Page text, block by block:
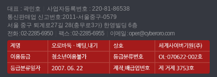
대표 : 곽민호
사업자등록번호 : 220-81-86538
통신판매업 신고번호:2011-서울중구-0579
서울 중구 퇴계로27길 28(충무로3가) 한영빌딩 6층
전화 : 02-2285-6950
팩스 : 02-2285-6955 이메일 :oper@cyberoro.com